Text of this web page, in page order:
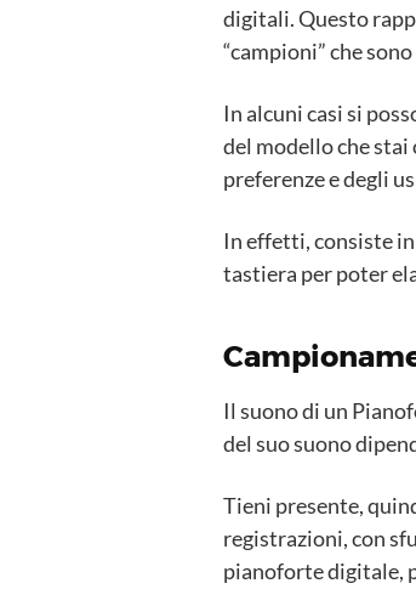
digitali. Questo
“campioni” che
In alcuni casi si
del modello che
preferenze e degli
In effetti, consiste
tastiera per poter
Il suono di un
del suo suono
Tieni presente,
registrazioni, con
pianoforte digitale,